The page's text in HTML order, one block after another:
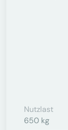
Nutzlast
650 kg